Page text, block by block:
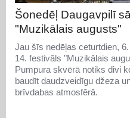
Šonedēļ Daugavpilī
"Muzikālais augusts"
Jau šīs nedēļas ceturtdien,
14. festivāls "Muzikālais
Pumpura skvērā notiks divi
baudīt daudzveidīgu džeza
brīvdabas atmosfērā.